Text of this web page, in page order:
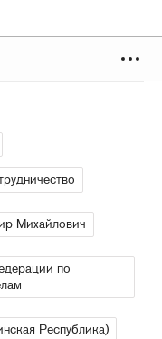
Михайлович
по
Республика)